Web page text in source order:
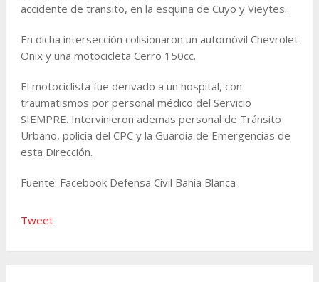
accidente de transito, en la esquina de Cuyo y Vieytes.
En dicha intersección colisionaron un automóvil Chevrolet
Onix y una motocicleta Cerro 150cc.
El motociclista fue derivado a un hospital, con
traumatismos por personal médico del Servicio
SIEMPRE. Intervinieron ademas personal de Tránsito
Urbano, policía del CPC y la Guardia de Emergencias de
esta Dirección.
Fuente: Facebook Defensa Civil Bahía Blanca
Tweet